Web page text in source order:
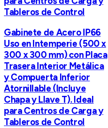
Tableros de Control
Gabinete de Acero IP66
Uso en Intemperie (500 x
300 x 300 mm) con Placa
Trasera Interior Metálica
y Compuerta Inferior
Atornillable (Incluye
Chapa y Llave T). Ideal
para Centros de Carga y
Tableros de Control